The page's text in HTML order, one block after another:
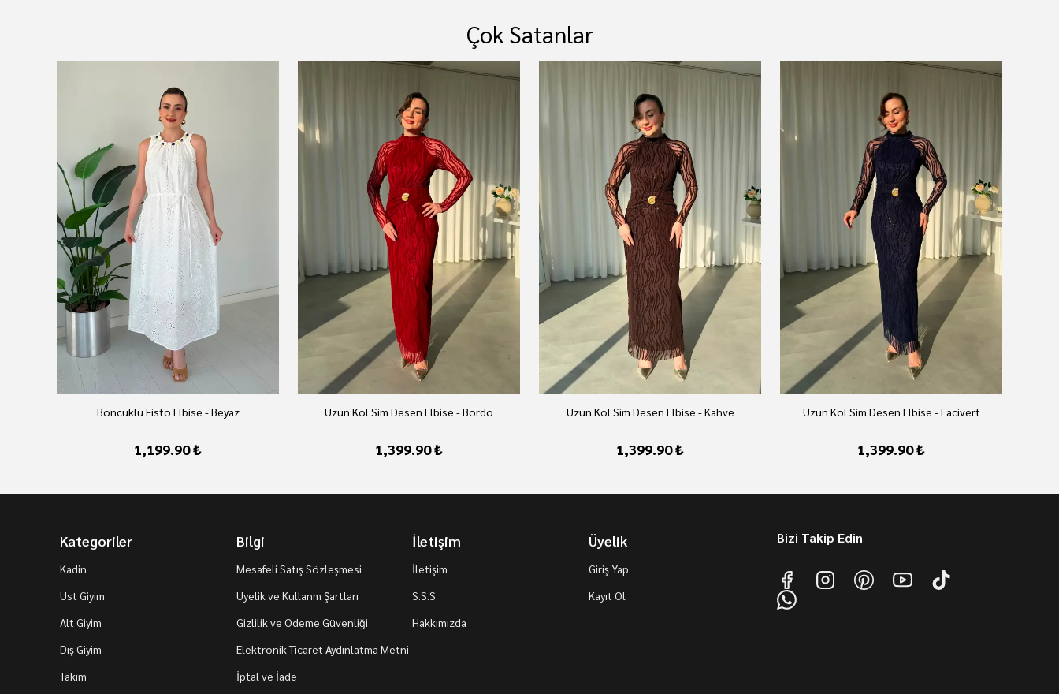
Çok Satanlar
Boncuklu Fisto Elbise - Beyaz
1,199.90 ₺
Uzun Kol Sim Desen Elbise - Bordo
1,399.90 ₺
Uzun Kol Sim Desen Elbise - Kahve
1,399.90 ₺
Uzun Kol Sim Desen Elbise - Lacivert
1,399.90 ₺
Kategoriler
Kadin
Üst Giyim
Alt Giyim
Dış Giyim
Takım
Bilgi
Mesafeli Satış Sözleşmesi
Üyelik ve Kullanm Şartları
Gizlilik ve Ödeme Güvenliği
Elektronik Ticaret Aydınlatma Metni
İptal ve İade
İletişim
İletişim
S.S.S
Hakkımızda
Üyelik
Giriş Yap
Kayıt Ol
Bizi Takip Edin